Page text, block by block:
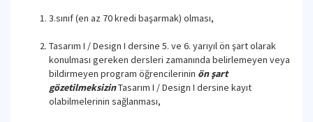
3.sınıf (en az 70 kredi başarmak) olması,
Tasarım I / Design I dersine 5. ve 6. yarıyıl ön şart olarak
konulması gereken dersleri zamanında belirlemeyen veya
bildirmeyen program öğrencilerinin ön şart
gözetilmeksizinTasarım I / Design I dersine kayıt
olabilmelerinin sağlanması,